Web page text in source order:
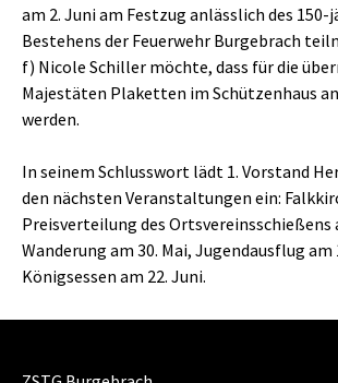
am 2. Juni am Festzug anlässlich des 150-
Bestehens der Feuerwehr Burgebrach
f) Nicole Schiller möchte, dass für die
Majestäten Plaketten im Schützenhaus
werden.
In seinem Schlusswort lädt 1. Vorstand
den nächsten Veranstaltungen ein:
Preisverteilung des Ortsvereinsschießens
Wanderung am 30. Mai, Jugendausflug am
Königsessen am 22. Juni.